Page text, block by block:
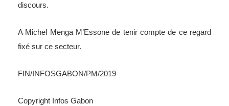
discours.
A Michel Menga M’Essone de tenir compte de ce regard
fixé sur ce secteur.
FIN/INFOSGABON/PM/2019
Copyright Infos Gabon